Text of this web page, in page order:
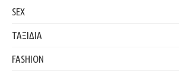
SEX
ΤΑΞΙΔΙΑ
FASHION